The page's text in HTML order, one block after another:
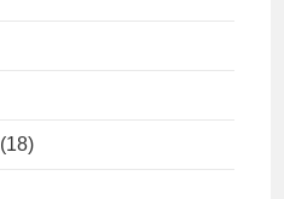
(18)